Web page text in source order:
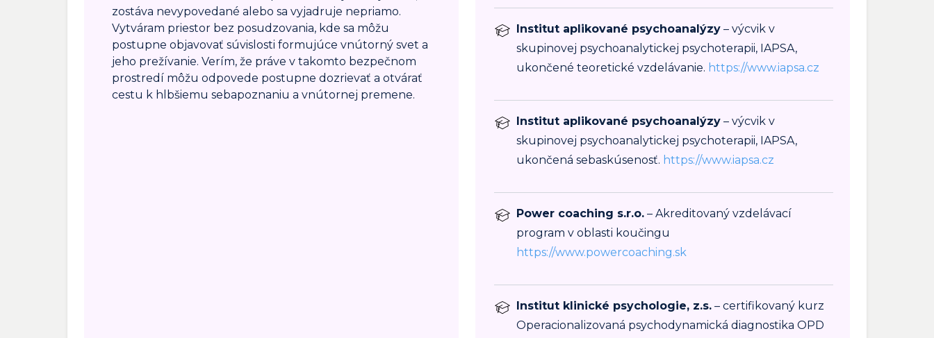
zostáva nevypovedané alebo sa vyjadruje nepriamo.
Vytváram priestor bez posudzovania, kde sa môžu
postupne objavovať súvislosti formujúce vnútorný svet a
jeho prežívanie. Verím, že práve v takomto bezpečnom
prostredí môžu odpovede postupne dozrievať a otvárať
cestu k hlbšiemu sebapoznaniu a vnútornej premene.
Institut aplikované psychoanalýzy – výcvik v
skupinovej psychoanalytickej psychoterapii, IAPSA,
ukončené teoretické vzdelávanie. https://www.iapsa.cz
Institut aplikované psychoanalýzy – výcvik v
skupinovej psychoanalytickej psychoterapii, IAPSA,
ukončená sebaskúsenosť. https://www.iapsa.cz
Power coaching s.r.o. – Akreditovaný vzdelávací
program v oblasti koučingu
https://www.powercoaching.sk
Institut klinické psychologie, z.s. – certifikovaný kurz
Operacionalizovaná psychodynamická diagnostika OPD